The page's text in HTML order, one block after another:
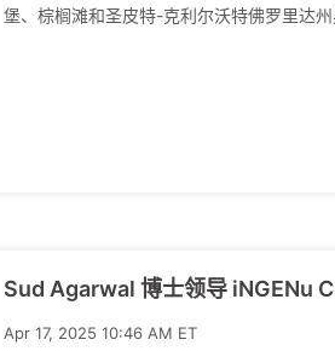
堡、棕榈滩和圣皮特-克利尔沃特佛罗里达
Sud Agarwal 博士领导 iNGENu
Apr 17, 2025 10:46 AM ET